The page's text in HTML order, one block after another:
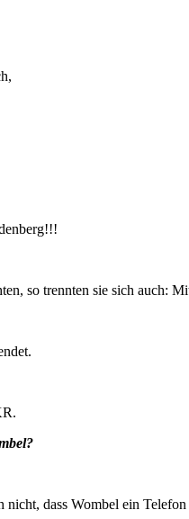
so trennten sie sich auch:
dass Wombel ein